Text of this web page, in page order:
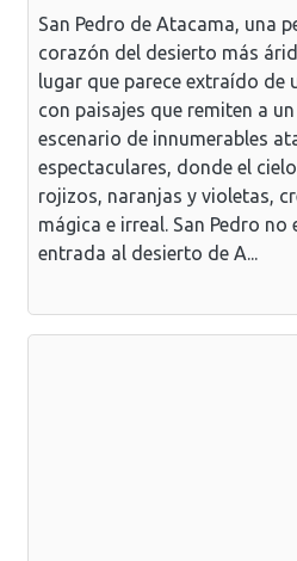
San Pedro de Atacama, una
corazón del desierto más
lugar que parece extraído de
con paisajes que remiten a
escenario de innumerables
espectaculares, donde el
rojizos, naranjas y violetas,
mágica e irreal. San Pedro
entrada al desierto de A...